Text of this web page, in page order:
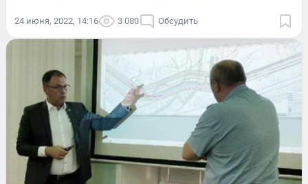
24 июня, 2022, 14:16 3 080 Обсудить